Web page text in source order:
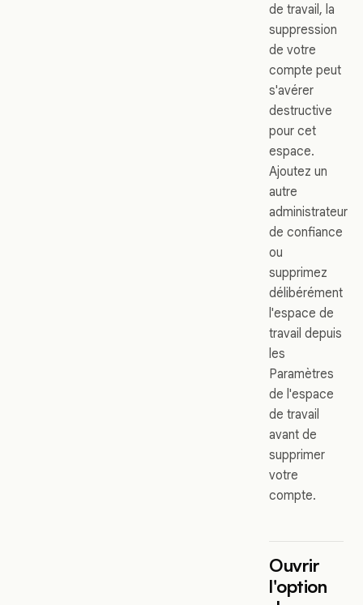
de travail, la
suppression
de votre
compte peut
s'avérer
destructive
pour cet
espace.
Ajoutez un
autre
administrateur
de confiance
ou
supprimez
délibérément
l'espace de
travail depuis
les
Paramètres
de l'espace
de travail
avant de
supprimer
votre
compte.
Ouvrir
l'option